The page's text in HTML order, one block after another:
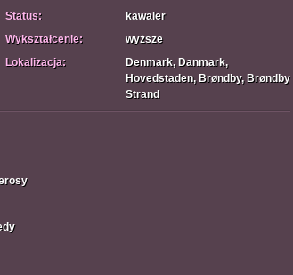
Status:
kawaler
Wykształcenie:
wyższe
Lokalizacja:
Denmark, Danmark,
Hovedstaden, Brøndby, Brøndby
Strand